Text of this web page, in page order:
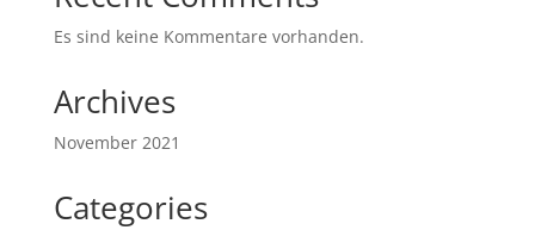
Es sind keine Kommentare vorhanden.
Archives
November 2021
Categories